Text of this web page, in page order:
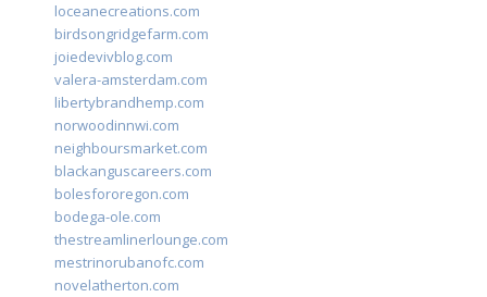
loceanecreations.com
birdsongridgefarm.com
joiedevivblog.com
valera-amsterdam.com
libertybrandhemp.com
norwoodinnwi.com
neighboursmarket.com
blackanguscareers.com
bolesfororegon.com
bodega-ole.com
thestreamlinerlounge.com
mestrinorubanofc.com
novelatherton.com